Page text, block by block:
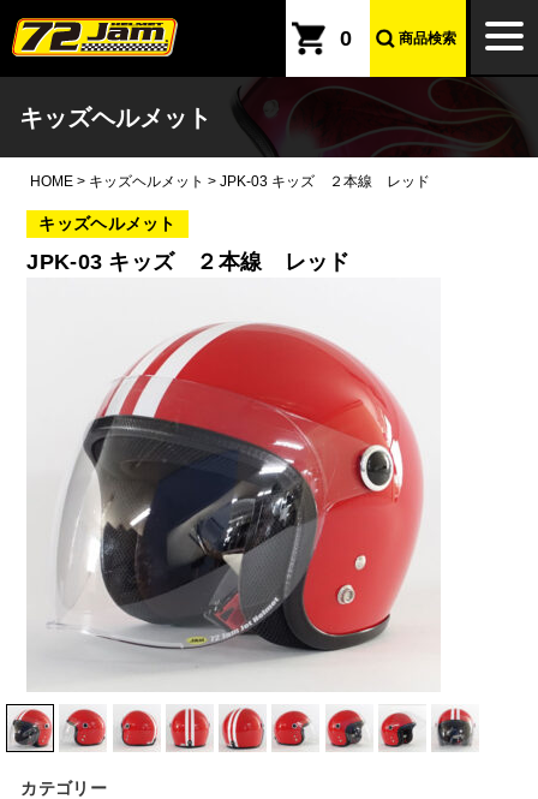
本文へ
0 商品検索
キッズヘルメット
HOME > キッズヘルメット > JPK-03 キッズ ２本線 レッド
キッズヘルメット
JPK-03 キッズ ２本線 レッド
カテゴリー